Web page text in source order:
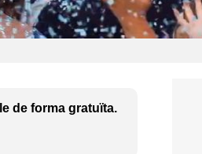
de forma gratuïta.